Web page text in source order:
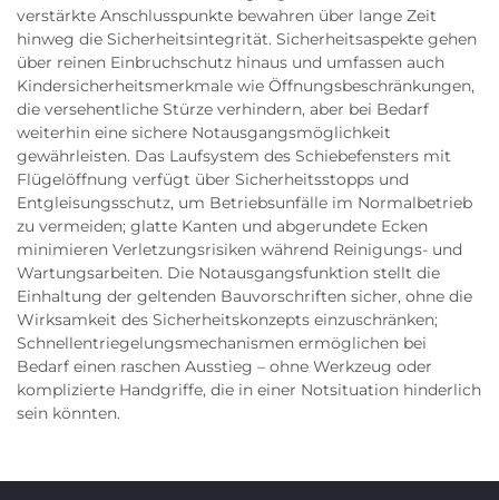
verstärkte Anschlusspunkte bewahren über lange Zeit
hinweg die Sicherheitsintegrität. Sicherheitsaspekte gehen
über reinen Einbruchschutz hinaus und umfassen auch
Kindersicherheitsmerkmale wie Öffnungsbeschränkungen,
die versehentliche Stürze verhindern, aber bei Bedarf
weiterhin eine sichere Notausgangsmöglichkeit
gewährleisten. Das Laufsystem des Schiebefensters mit
Flügelöffnung verfügt über Sicherheitsstopps und
Entgleisungsschutz, um Betriebsunfälle im Normalbetrieb
zu vermeiden; glatte Kanten und abgerundete Ecken
minimieren Verletzungsrisiken während Reinigungs- und
Wartungsarbeiten. Die Notausgangsfunktion stellt die
Einhaltung der geltenden Bauvorschriften sicher, ohne die
Wirksamkeit des Sicherheitskonzepts einzuschränken;
Schnellentriegelungsmechanismen ermöglichen bei
Bedarf einen raschen Ausstieg – ohne Werkzeug oder
komplizierte Handgriffe, die in einer Notsituation hinderlich
sein könnten.